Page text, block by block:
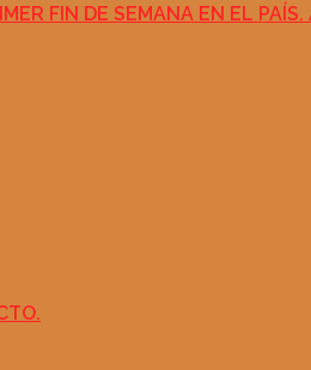
FIN DE SEMANA EN EL